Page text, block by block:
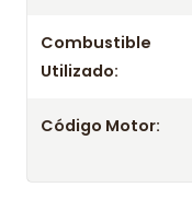
Combustible
Utilizado:
Código Motor: